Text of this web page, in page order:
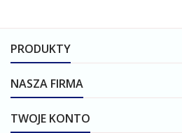
PRODUKTY
NASZA FIRMA
TWOJE KONTO